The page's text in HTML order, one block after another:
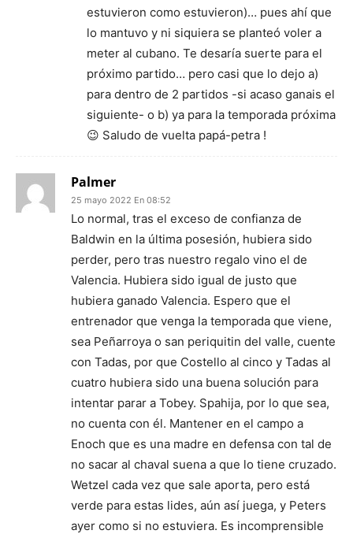
estuvieron como estuvieron)… pues ahí que
lo mantuvo y ni siquiera se planteó voler a
meter al cubano. Te desaría suerte para el
próximo partido… pero casi que lo dejo a)
para dentro de 2 partidos -si acaso ganais el
siguiente- o b) ya para la temporada próxima
😉 Saludo de vuelta papá-petra !
Palmer
25 mayo 2022 En 08:52
Lo normal, tras el exceso de confianza de
Baldwin en la última posesión, hubiera sido
perder, pero tras nuestro regalo vino el de
Valencia. Hubiera sido igual de justo que
hubiera ganado Valencia. Espero que el
entrenador que venga la temporada que viene,
sea Peñarroya o san periquitin del valle, cuente
con Tadas, por que Costello al cinco y Tadas al
cuatro hubiera sido una buena solución para
intentar parar a Tobey. Spahija, por lo que sea,
no cuenta con él. Mantener en el campo a
Enoch que es una madre en defensa con tal de
no sacar al chaval suena a que lo tiene cruzado.
Wetzel cada vez que sale aporta, pero está
verde para estas lides, aún así juega, y Peters
ayer como si no estuviera. Es incomprensible